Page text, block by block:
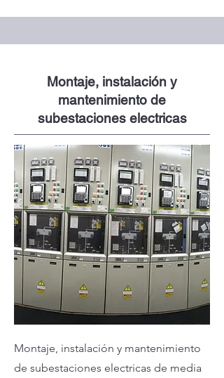
Montaje, instalación y
mantenimiento de
subestaciones electricas
Montaje, instalación y mantenimiento
de subestaciones electricas de media